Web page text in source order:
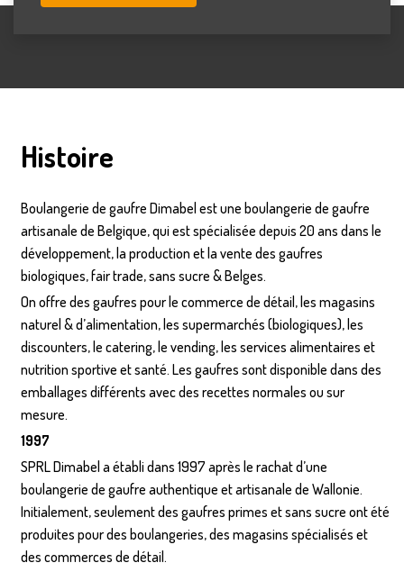
Histoire
Boulangerie de gaufre Dimabel est une boulangerie de gaufre
artisanale de Belgique, qui est spécialisée depuis 20 ans dans le
développement, la production et la vente des gaufres
biologiques, fair trade, sans sucre & Belges.
On offre des gaufres pour le commerce de détail, les magasins
naturel & d’alimentation, les supermarchés (biologiques), les
discounters, le catering, le vending, les services alimentaires et
nutrition sportive et santé. Les gaufres sont disponible dans des
emballages différents avec des recettes normales ou sur
mesure.
1997
SPRL Dimabel a établi dans 1997 après le rachat d’une
boulangerie de gaufre authentique et artisanale de Wallonie.
Initialement, seulement des gaufres primes et sans sucre ont été
produites pour des boulangeries, des magasins spécialisés et
des commerces de détail.